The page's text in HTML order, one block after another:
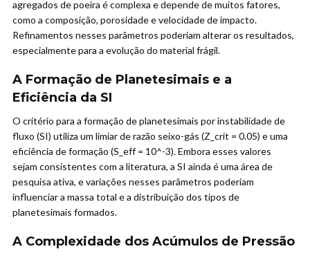
agregados de poeira é complexa e depende de muitos fatores,
como a composição, porosidade e velocidade de impacto.
Refinamentos nesses parâmetros poderiam alterar os resultados,
especialmente para a evolução do material frágil.
A Formação de Planetesimais e a
Eficiência da SI
O critério para a formação de planetesimais por instabilidade de
fluxo (SI) utiliza um limiar de razão seixo-gás (Z_crit = 0.05) e uma
eficiência de formação (S_eff = 10^-3). Embora esses valores
sejam consistentes com a literatura, a SI ainda é uma área de
pesquisa ativa, e variações nesses parâmetros poderiam
influenciar a massa total e a distribuição dos tipos de
planetesimais formados.
A Complexidade dos Acúmulos de Pressão